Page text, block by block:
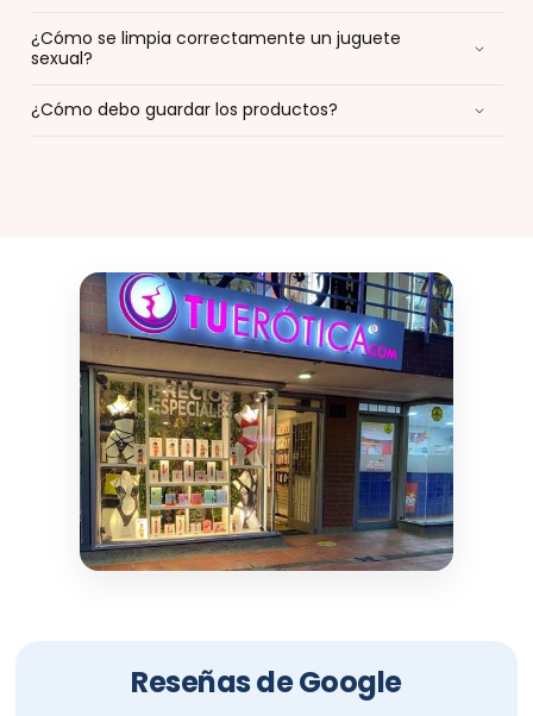
¿Cómo se limpia correctamente un juguete
sexual?
¿Cómo debo guardar los productos?
Reseñas de Google